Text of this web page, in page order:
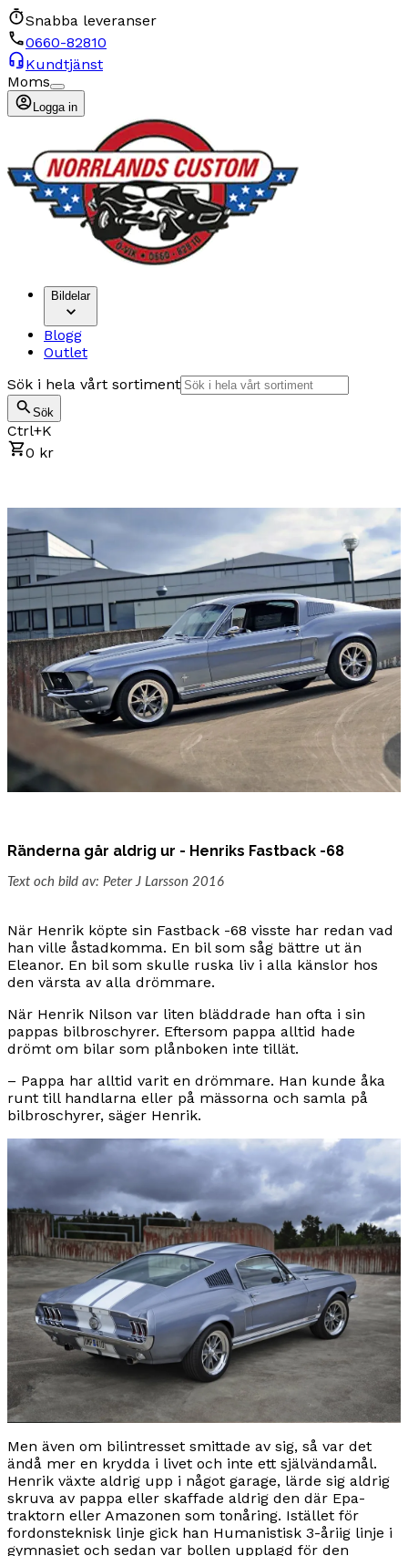
Snabba leveranser
0660-82810
Kundtjänst
Moms
Logga in
Bildelar
Blogg
Outlet
Sök i hela vårt sortiment
Sök
Ctrl+K
0 kr
Ränderna går aldrig ur - Henriks Fastback -68
Text och bild av: Peter J Larsson 2016
När Henrik köpte sin Fastback -68 visste har redan vad
han ville åstadkomma. En bil som såg bättre ut än
Eleanor. En bil som skulle ruska liv i alla känslor hos
den värsta av alla drömmare.
När Henrik Nilson var liten bläddrade han ofta i sin
pappas bilbroschyrer. Eftersom pappa alltid hade
drömt om bilar som plånboken inte tillät.
– Pappa har alltid varit en drömmare. Han kunde åka
runt till handlarna eller på mässorna och samla på
bilbroschyrer, säger Henrik.
Men även om bilintresset smittade av sig, så var det
ändå mer en krydda i livet och inte ett självändamål.
Henrik växte aldrig upp i något garage, lärde sig aldrig
skruva av pappa eller skaffade aldrig den där Epa-
traktorn eller Amazonen som tonåring. Istället för
fordonsteknisk linje gick han Humanistisk 3-åriig linje i
gymnasiet och sedan var bollen upplagd för den